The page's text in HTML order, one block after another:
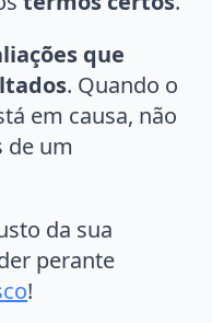
que
. Quando o
em causa, não
de um
da sua
perante
!